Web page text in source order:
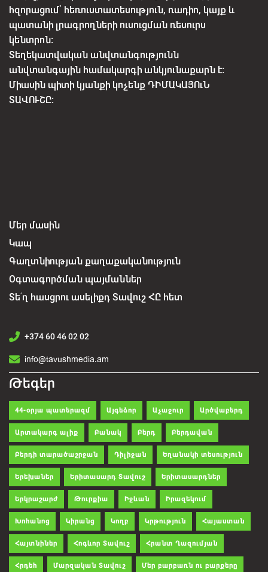
հզորացում՝ հեռուստատեսություն, ռադիո, կայք և
պատանի լրագրողների ուսուցման ռեսուրս
կենտրոն:
Տեղեկատվական անվտանգությունն
անվտանգային համակարգի անկյունաքարն է:
Միասին պիտի կյանքի կոչենք ԴԻՄԱԿԱՅՈւՆ
ՏԱՎՈՒՇԸ:
Մեր մասին
Կապ
Գաղտնիության քաղաքականություն
Օգտագործման պայմաններ
Տե՛ղ հասցրու ասելիքդ Տավուշ ՀԸ հետ
+374 60 46 02 02
info@tavushmedia.am
Թեգեր
44-օրյա պատերազմ Այգեձոր Աչաջուր Արծվաբերդ
Արտակարգ ալիք Բանակ Բերդ Բերդավան
Բերդի տարածաշրջան Դիլիջան Եղանակի տեսություն
Երեխաներ Երիտասարդ Տավուշ Երիտասարդներ
Երկրաշարժ Թուրքիա Իջևան Իրազեկում
Խոհանոց Կիրանց Կողբ Կրթություն Հայաստան
Հայտնիներ Հոգևոր Տավուշ Հրանտ Ղազումյան
Հրդեհ Մարզական Տավուշ Մեր բարբառն ու բարքերը